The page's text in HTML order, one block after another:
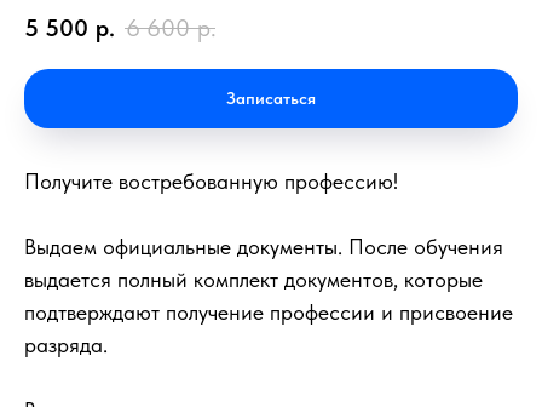
5 500 р. 6 600 р.
Записаться
Получите востребованную профессию!
Выдаем официальные документы. После обучения
выдается полный комплект документов, которые
подтверждают получение профессии и присвоение
разряда.